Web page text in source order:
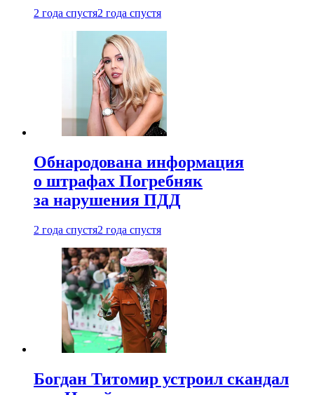
2 года спустя2 года спустя
Обнародована информация
о штрафах Погребняк
за нарушения ПДД
2 года спустя2 года спустя
Богдан Титомир устроил скандал